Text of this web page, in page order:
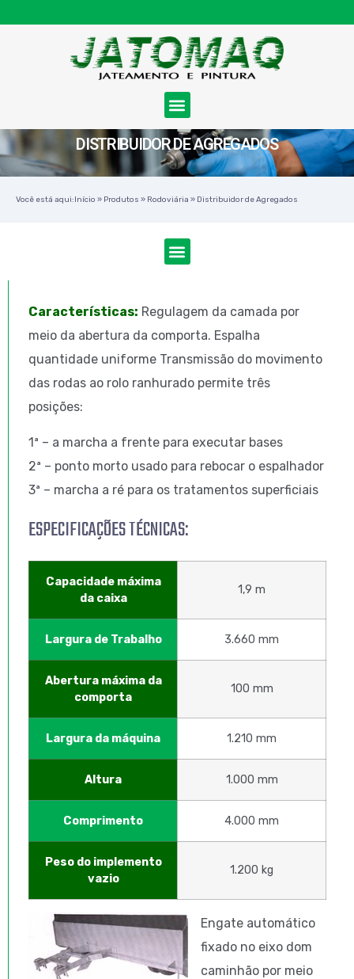
DISTRIBUIDOR DE AGREGADOS
Você está aqui:Início » Produtos » Rodoviária » Distribuidor de Agregados
Características: Regulagem da camada por
meio da abertura da comporta. Espalha
quantidade uniforme Transmissão do movimento
das rodas ao rolo ranhurado permite três
posições:
1ª – a marcha a frente para executar bases
2ª – ponto morto usado para rebocar o espalhador
3ª – marcha a ré para os tratamentos superficiais
ESPECIFICAÇÕES TÉCNICAS:
Capacidade máxima
da caixa
1,9 m
Largura de Trabalho 3.660 mm
Abertura máxima da
comporta
100 mm
Largura da máquina 1.210 mm
Altura 1.000 mm
Comprimento 4.000 mm
Peso do implemento
vazio
1.200 kg
Engate automático
fixado no eixo dom
caminhão por meio